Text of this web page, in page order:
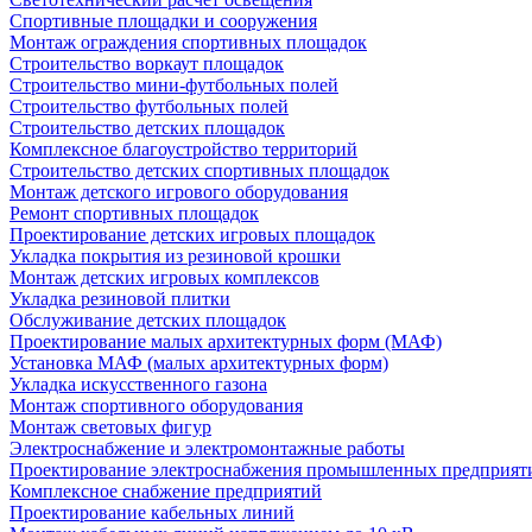
Спортивные площадки и сооружения
Монтаж ограждения спортивных площадок
Строительство воркаут площадок
Строительство мини-футбольных полей
Строительство футбольных полей
Строительство детских площадок
Комплексное благоустройство территорий
Строительство детских спортивных площадок
Монтаж детского игрового оборудования
Ремонт спортивных площадок
Проектирование детских игровых площадок
Укладка покрытия из резиновой крошки
Монтаж детских игровых комплексов
Укладка резиновой плитки
Обслуживание детских площадок
Проектирование малых архитектурных форм (МАФ)
Установка МАФ (малых архитектурных форм)
Укладка искусственного газона
Монтаж спортивного оборудования
Монтаж световых фигур
Электроснабжение и электромонтажные работы
Проектирование электроснабжения промышленных
Комплексное снабжение предприятий
Проектирование кабельных линий